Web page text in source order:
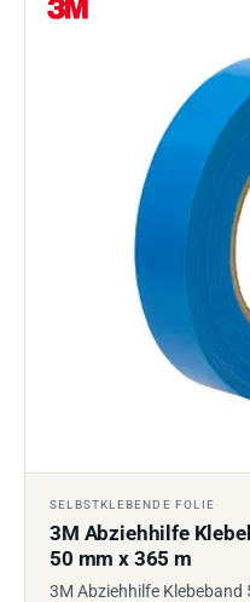
SELBSTKLEBENDE FOLIE
3M Abziehhilfe
50 mm x 365 m
3M Abziehhilfe Klebeband